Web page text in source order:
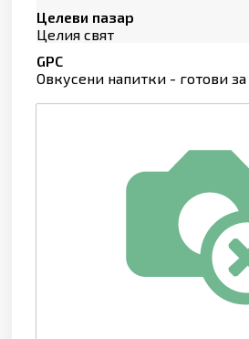
Целеви пазар
Целия свят
GPC
Овкусени напитки - готови